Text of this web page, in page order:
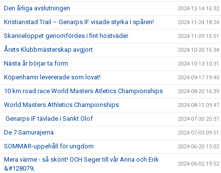
Den årliga avslutningen 2024-12-14 16:32
Kristianstad Trail – Genarps IF visade styrka i spåren! 2024-11-24 18:24
Skanneloppet genomfördes i fint höstväder 2024-11-09 15:51
Årets Klubbmästerskap avgjort 2024-10-20 16:34
Nästa år börjar ta form 2024-10-13 10:31
Köpenhamn levererade som lovat! 2024-09-17 19:40
10 km road race World Masters Atletics Championships 2024-08-20 16:39
World Masters Athletics Championships 2024-08-15 09:47
Genarps IF tävlade i Sankt Olof 2024-07-30 20:37
De 7 Samurajerna 2024-07-03 09:51
SOMMAR-uppehåll för ungdom 2024-06-20 13:02
Mera värme - så skönt! OCH Seger till vår Anna och Erik
&#128079;
2024-06-02 19:52